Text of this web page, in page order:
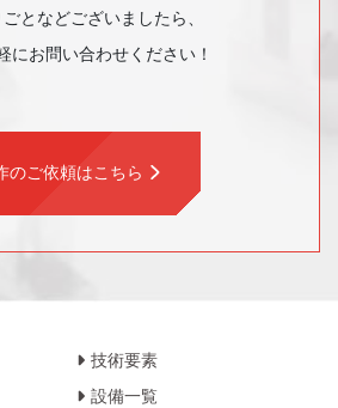
となどございましたら、
にお問い合わせください！
のご依頼はこちら
技術要素
設備一覧